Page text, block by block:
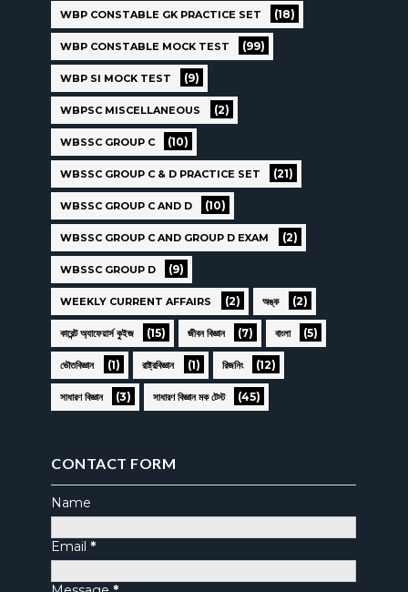
WBP CONSTABLE GK PRACTICE SET (18)
WBP CONSTABLE MOCK TEST (99)
WBP SI MOCK TEST (9)
WBPSC MISCELLANEOUS (2)
WBSSC GROUP C (10)
WBSSC GROUP C & D PRACTICE SET (21)
WBSSC GROUP C AND D (10)
WBSSC GROUP C AND GROUP D EXAM (2)
WBSSC GROUP D (9)
WEEKLY CURRENT AFFAIRS (2) অঙ্ক (2)
কারেন্ট অ্যাফেয়ার্স কুইজ (15) জীবন বিজ্ঞান (7) বাংলা (5)
ভৌতবিজ্ঞান (1) রাষ্ট্রবিজ্ঞান (1) রিজনিং (12)
সাধারণ বিজ্ঞান (3) সাধারণ বিজ্ঞান মক টেস্ট (45)
CONTACT FORM
Name
Email *